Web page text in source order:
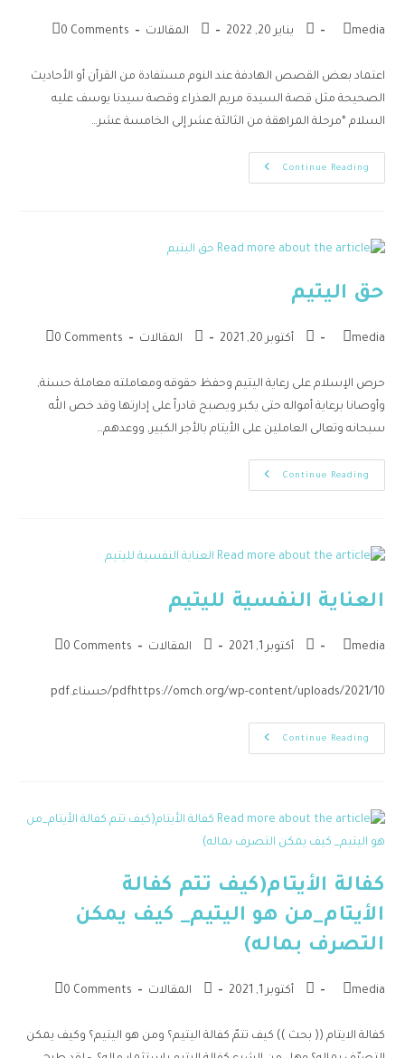
media يناير 20, 2022 المقالات 0 Comments
اعتماد بعض القصص الهادفة عند النوم مستفادة من القرأن أو الأحاديث
الصحيحة مثل قصة السيدة مريم العذراء وقصة سيدنا يوسف عليه
السلام *مرحلة المراهقة من الثالثة عشر إلى الخامسة عشر…
Continue Reading
حق اليتيم
media أكتوبر 20, 2021 المقالات 0 Comments
حرص الإسلام على رعاية اليتيم وحفظ حقوقه ومعاملته معاملة حسنة,
وأوصانا برعاية أمواله حتى يكبر ويصبح قادراً على إدارتها وقد خص الله
سبحانه وتعالى العاملين على الأيتام بالأجر الكبير, ووعدهم…
Continue Reading
العناية النفسية لليتيم
media أكتوبر 1, 2021 المقالات 0 Comments
pdfhttps://omch.org/wp-content/uploads/2021/10/حسناء.pdf
Continue Reading
كفالة الأيتام(كيف تتم كفالة
الأيتام_من هو اليتيم_ كيف يمكن
التصرف بماله)
media أكتوبر 1, 2021 المقالات 0 Comments
كفالة الايتام (( بحث )) كيف تتمّ كفالة اليتيم؟ ومن هو اليتيم؟ وكيف يمكن